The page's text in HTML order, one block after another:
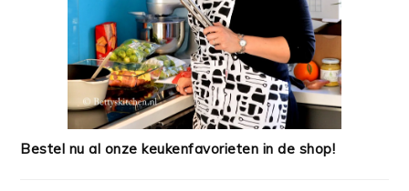
Bestel nu al onze keukenfavorieten in de shop!